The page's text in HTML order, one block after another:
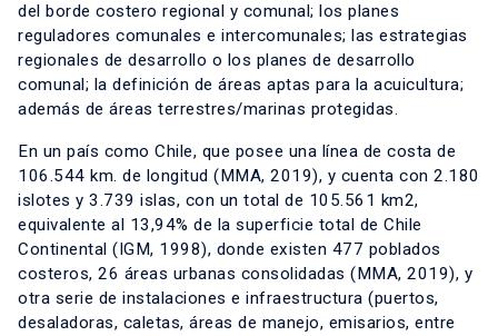
del borde costero regional y comunal; los planes
reguladores comunales e intercomunales; las estrategias
regionales de desarrollo o los planes de desarrollo
comunal; la definición de áreas aptas para la acuicultura;
además de áreas terrestres/marinas protegidas.
En un país como Chile, que posee una línea de costa de
106.544 km. de longitud (MMA, 2019), y cuenta con 2.180
islotes y 3.739 islas, con un total de 105.561 km2,
equivalente al 13,94% de la superficie total de Chile
Continental (IGM, 1998), donde existen 477 poblados
costeros, 26 áreas urbanas consolidadas (MMA, 2019), y
otra serie de instalaciones e infraestructura (puertos,
desaladoras, caletas, áreas de manejo, emisarios, entre